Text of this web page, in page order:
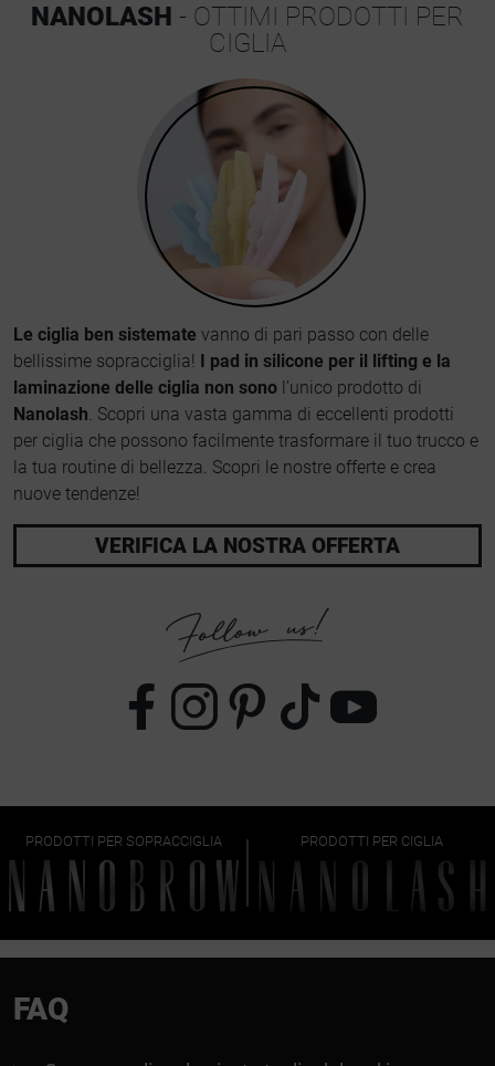
NANOLASH - OTTIMI PRODOTTI PER
CIGLIA
Le ciglia ben sistemate vanno di pari passo con delle
bellissime sopracciglia! I pad in silicone per il lifting e la
laminazione delle ciglia non sono l’unico prodotto di
Nanolash. Scopri una vasta gamma di eccellenti prodotti
per ciglia che possono facilmente trasformare il tuo trucco e
la tua routine di bellezza. Scopri le nostre offerte e crea
nuove tendenze!
VERIFICA LA NOSTRA OFFERTA
PRODOTTI PER SOPRACCIGLIA PRODOTTI PER CIGLIA
FAQ